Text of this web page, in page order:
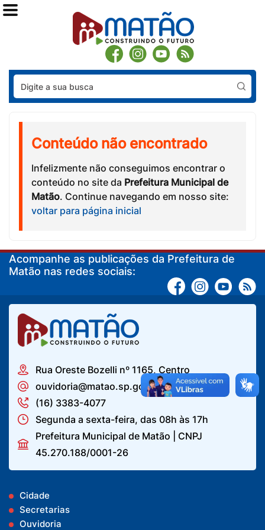
Conteúdo não encontrado
Infelizmente não conseguimos encontrar o
conteúdo no site da Prefeitura Municipal de
Matão. Continue navegando em nosso site:
voltar para página inicial
Acompanhe as publicações da Prefeitura de
Matão nas redes sociais:
Rua Oreste Bozelli nº 1165, Centro
ouvidoria@matao.sp.gov.br
(16) 3383-4077
Segunda a sexta-feira, das 08h às 17h
Prefeitura Municipal de Matão | CNPJ
45.270.188/0001-26
Cidade
Secretarias
Ouvidoria